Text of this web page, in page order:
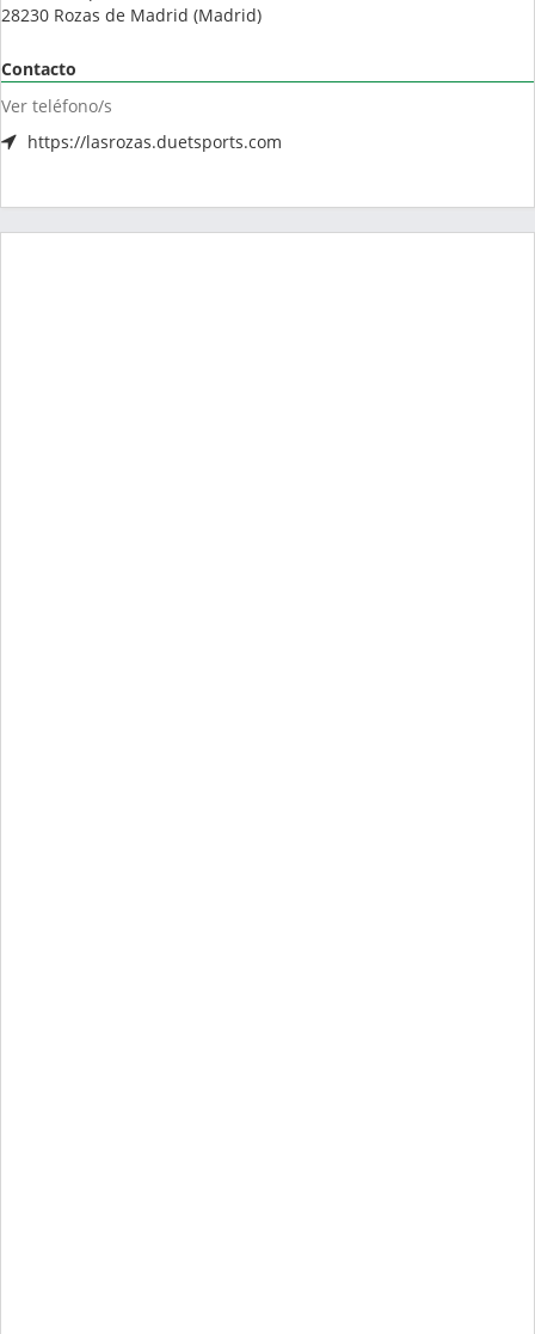
28230 Rozas de Madrid (Madrid)
Contacto
Ver teléfono/s
https://lasrozas.duetsports.com